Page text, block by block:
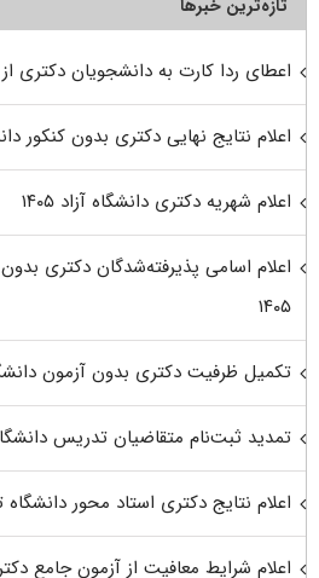
تازه‌ترین خبرها
اعطای ردا کارت به دانشجویان دکتری از مهر
اعلام نتایج نهایی دکتری بدون کنکور
اعلام شهریه دکتری دانشگاه آزاد ۱۴۰۵
اعلام اسامی پذیرفته‌شدگان دکتری
۱۴۰۵
تکمیل ظرفیت دکتری بدون آزمون دانشگاه
تمدید ثبت‌نام متقاضیان تدریس دانشگاه
اعلام نتایج دکتری استاد محور دانشگاه
اعلام شرایط معافیت از آزمون جامع